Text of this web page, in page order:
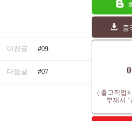
중
( 출고작업
부재시 "
이전글 #09
다음글 #07